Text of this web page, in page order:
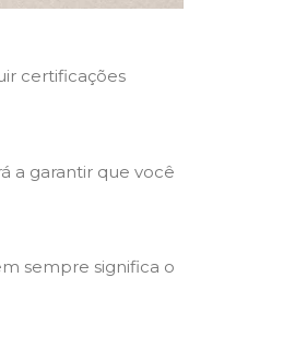
certificações
a garantir que você
sempre significa o